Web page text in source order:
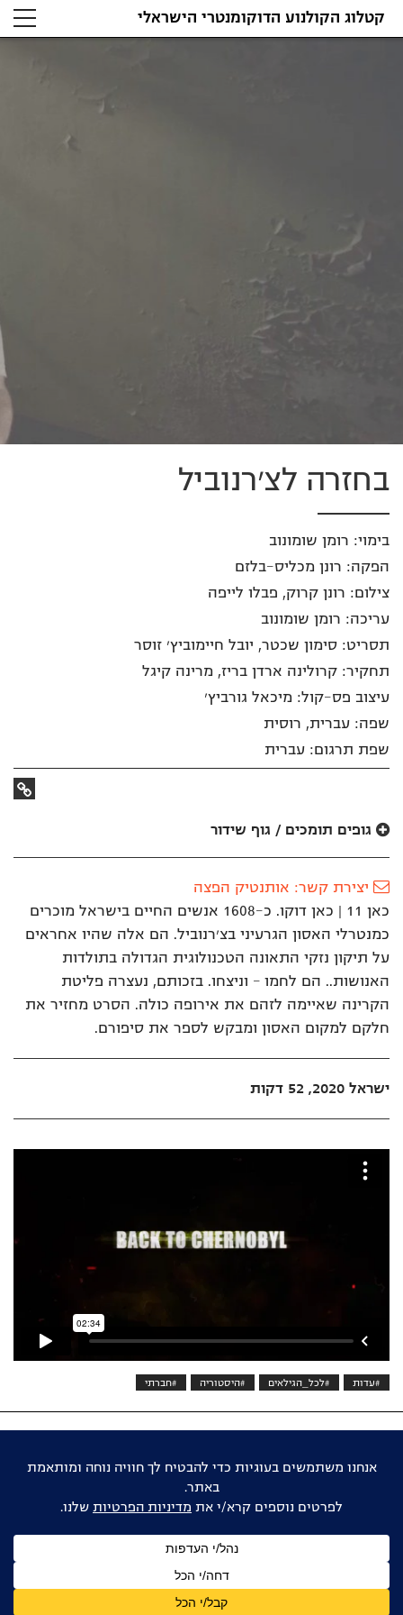
קטלוג הקולנוע הדוקומנטרי הישראלי
בחזרה לצ׳רנוביל
בימוי: רומן שומונוב
הפקה: רונן מכליס-בלזם
צילום: רונן קרוק, פבלו לייפה
עריכה: רומן שומונוב
תסריט: סימון שכטר, יובל חיימוביץ׳ זוסר
תחקיר: קרולינה ארדן בריז, מרינה קיגל
עיצוב פס-קול: מיכאל גורביץ׳
שפה: עברית, רוסית
שפת תרגום: עברית
קישור
גופים תומכים / גוף שידור
יצירת קשר: אותנטיק הפצה
כאן 11 | כאן דוקו. כ-1608 אנשים החיים בישראל מוכרים
כמנטרלי האסון הגרעיני בצ׳רנוביל. הם אלה שהיו אחראים
על תיקון נזקי התאונה הטכנולוגית הגדולה בתולדות
האנושות.. הם לחמו – וניצחו. בזכותם, נעצרה פליטת
הקרינה שאיימה לזהם את אירופה כולה. הסרט מחזיר את
חלקם למקום האסון ומבקש לספר את סיפורם.
ישראל 2020, 52 דקות
#עדות #לכל_הגילאים #היסטוריה #חברתי
אוהבים דוקו ישראלי?
הישארו מעודכנים
שם
מלא
כתובת